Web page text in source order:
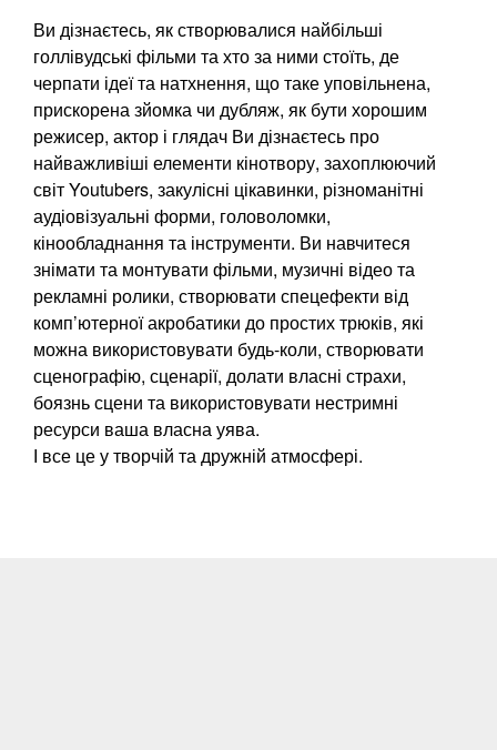
Ви дізнаєтесь, як створювалися найбільші
голлівудські фільми та хто за ними стоїть, де
черпати ідеї та натхнення, що таке уповільнена,
прискорена зйомка чи дубляж, як бути хорошим
режисер, актор і глядач Ви дізнаєтесь про
найважливіші елементи кінотвору, захоплюючий
світ Youtubers, закулісні цікавинки, різноманітні
аудіовізуальні форми, головоломки,
кінообладнання та інструменти. Ви навчитеся
знімати та монтувати фільми, музичні відео та
рекламні ролики, створювати спецефекти від
комп’ютерної акробатики до простих трюків, які
можна використовувати будь-коли, створювати
сценографію, сценарії, долати власні страхи,
боязнь сцени та використовувати нестримні
ресурси ваша власна уява.
І все це у творчій та дружній атмосфері.